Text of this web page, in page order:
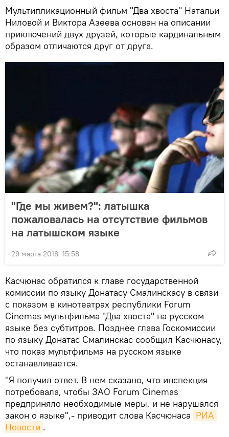
Мультипликационный фильм "Два хвоста" Натальи
Ниловой и Виктора Азеева основан на описании
приключений двух друзей, которые кардинальным
образом отличаются друг от друга.
"Где мы живем?": латышка
пожаловалась на отсутствие фильмов
на латышском языке
29 марта 2018, 15:58
Касчюнас обратился к главе государственной
комиссии по языку Донатасу Смалинскасу в связи
с показом в кинотеатрах республики Forum
Cinemas мультфильма "Два хвоста" на русском
языке без субтитров. Позднее глава Госкомиссии
по языку Донатас Смалинскас сообщил Касчюнасу,
что показ мультфильма на русском языке
останавливается.
"Я получил ответ. В нем сказано, что инспекция
потребовала, чтобы ЗАО Forum Cinemas
предприняло необходимые меры, и не нарушался
закон о языке",- приводит слова Касчюнаса РИА
Новости .